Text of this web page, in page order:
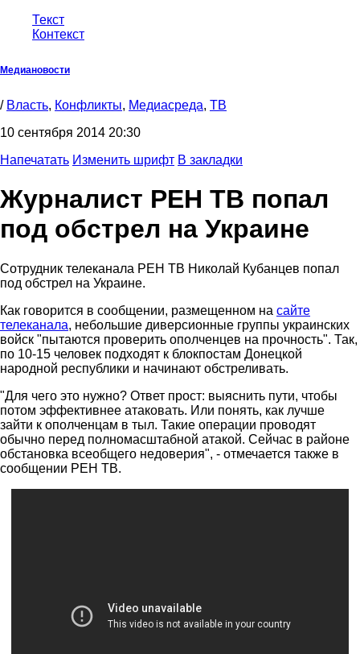
Текст
Контекст
Медиановости
/ Власть, Конфликты, Медиасреда, ТВ
10 сентября 2014 20:30
Напечатать Изменить шрифт В закладки
Журналист РЕН ТВ попал
под обстрел на Украине
Сотрудник телеканала РЕН ТВ Николай Кубанцев попал
под обстрел на Украине.
Как говорится в сообщении, размещенном на сайте
телеканала, небольшие диверсионные группы украинских
войск "пытаются проверить ополченцев на прочность". Так,
по 10-15 человек подходят к блокпостам Донецкой
народной республики и начинают обстреливать.
"Для чего это нужно? Ответ прост: выяснить пути, чтобы
потом эффективнее атаковать. Или понять, как лучше
зайти к ополченцам в тыл. Такие операции проводят
обычно перед полномасштабной атакой. Сейчас в районе
обстановка всеобщего недоверия", - отмечается также в
сообщении РЕН ТВ.